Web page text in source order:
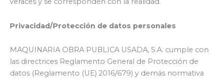
Privacidad/Protección de datos personales
MAQUINARIA OBRA PUBLICA USADA, S.A. cumple con
las directrices Reglamento General de Protección de
datos (Reglamento (UE) 2016/679) y demás normativa